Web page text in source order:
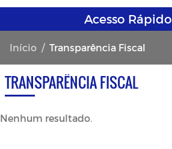
Acesso Rápido
Início Transparência Fiscal
TRANSPARÊNCIA FISCAL
Nenhum resultado.